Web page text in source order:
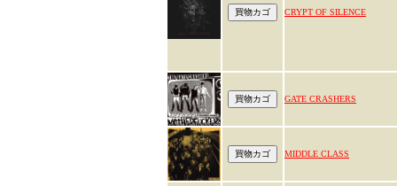
CRYPT OF SILENCE
GATE CRASHERS
MIDDLE CLASS